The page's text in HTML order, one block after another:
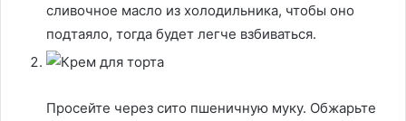
сливочное масло из холодильника, чтобы оно
подтаяло, тогда будет легче взбиваться.
Просейте через сито пшеничную муку. Обжарьте